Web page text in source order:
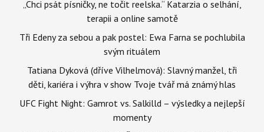
„Chci psát písničky, ne točit reelska.“ Katarzia o selhání,
terapii a online samotě
Tři Edeny za sebou a pak postel: Ewa Farna se pochlubila
svým rituálem
Tatiana Dyková (dříve Vilhelmová): Slavný manžel, tři
děti, kariéra i výhra v show Tvoje tvář má známý hlas
UFC Fight Night: Gamrot vs. Salkilld – výsledky a nejlepší
momenty